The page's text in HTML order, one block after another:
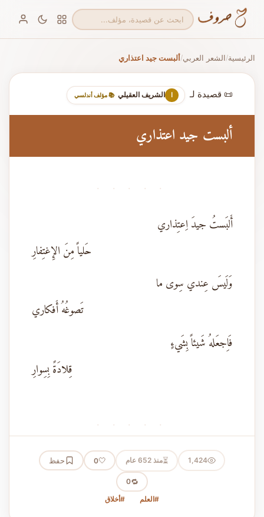
الرئيسية/الشعر العربي/ألبست جيد اعتذاري
📜 قصيدة لـ ا الشريف العقيلي 📚 مؤلف أندلسي
ألبست جيد اعتذاري
· · · · ·
أَلبَستُ جيدَ اِعتِذاري
حَلياً مِنَ الإِغتِفارِ
وَلَيسَ عِندي سِوى ما
تَصوغُهُ أَفكاري
فَاِجعَلهُ شَيئاً بِشَيءٍ
قِلادَةً بِسِوارِ
· · · · ·
1,424
⏳منذ 652 عام 🤍
0 حفظ
🔁
0
#العلم
#أخلاق